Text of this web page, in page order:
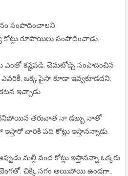
సంపాదించాలని,
రూపాయిలు సంపాదించాడు.
ఎంతో కష్టపడి, చెమటోడ్చి సంపాదించిన
ఒక్క పైసా కూడా ఇవ్వకూడదని,
ఇచ్చాడు
తరువాత నా డబ్బు నాతో
వారికి పది కోట్లు ఇస్తానన్నాడు.
మల్లీ వంద కోట్లు ఇస్తానన్నా ఒక్కరు
చిక్కి సగం అయిపోయి ఉండగా..